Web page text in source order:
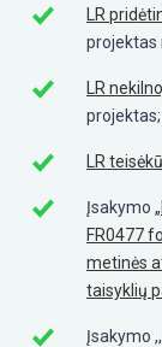
LR
projektas
LR
projektas;
LR
Įsakymo
FR0477
metinės
taisyklių
Įsakymo